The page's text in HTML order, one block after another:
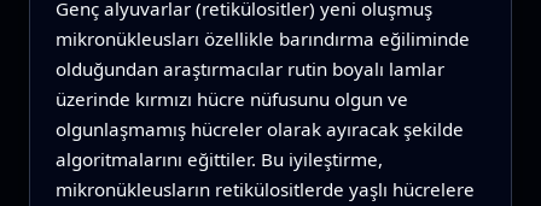
Genç alyuvarlar (retikülositler) yeni oluşmuş
mikronükleusları özellikle barındırma eğiliminde
olduğundan araştırmacılar rutin boyalı lamlar
üzerinde kırmızı hücre nüfusunu olgun ve
olgunlaşmamış hücreler olarak ayıracak şekilde
algoritmalarını eğittiler. Bu iyileştirme,
mikronükleusların retikülositlerde yaşlı hücrelere